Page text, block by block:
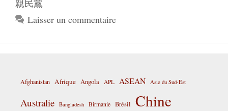
親民黨
Laisser un commentaire
Afghanistan Afrique Angola APL ASEAN Asie du Sud-Est
Australie Bangladesh Birmanie Brésil Chine